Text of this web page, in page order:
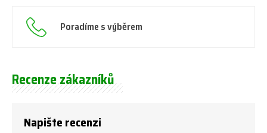
Poradíme s výběrem
Recenze zákazníků
Napište recenzi